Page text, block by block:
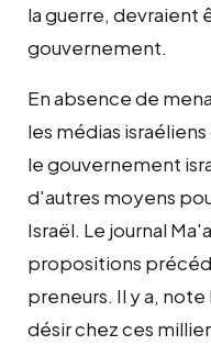
la guerre, devraient
gouvernement.
En absence de
les médias
le gouvernement
d'autres moyens
Israël. Le journal
propositions
preneurs. Il y a,
désir chez ces